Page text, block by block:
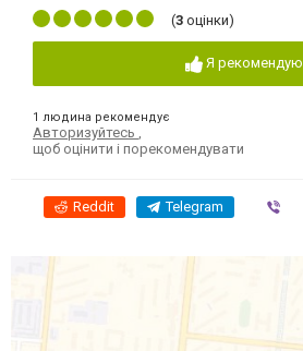
(3 оцінки)
Я рекомендую
1 людина рекомендує
Авторизуйтесь
щоб оцінити і порекомендувати
Reddit Telegram